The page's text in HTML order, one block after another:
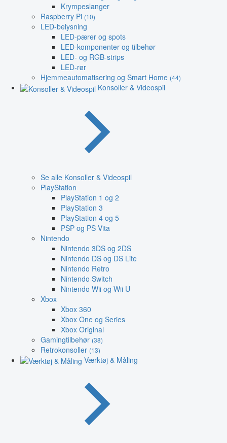
Krympeslanger
Raspberry Pi (10)
LED-belysning
LED-pærer og spots
LED-komponenter og tilbehør
LED- og RGB-strips
LED-rør
Hjemmeautomatisering og Smart Home (44)
Konsoller & Videospil
Se alle Konsoller & Videospil
PlayStation
PlayStation 1 og 2
PlayStation 3
PlayStation 4 og 5
PSP og PS Vita
Nintendo
Nintendo 3DS og 2DS
Nintendo DS og DS Lite
Nintendo Retro
Nintendo Switch
Nintendo Wii og Wii U
Xbox
Xbox 360
Xbox One og Series
Xbox Original
Gamingtilbehør (38)
Retrokonsoller (13)
Værktøj & Måling